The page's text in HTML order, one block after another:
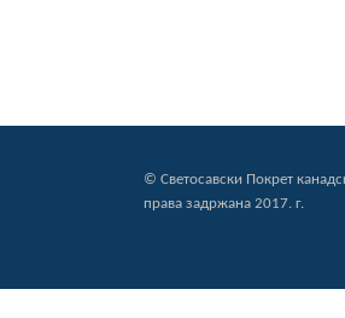
© Светосавски Покрет
права задржана 2017. г.